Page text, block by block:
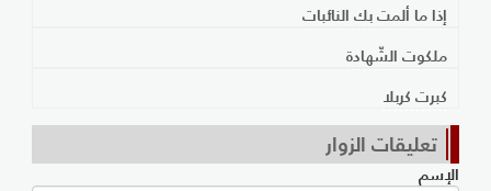
إذا ما ألمت بك النائبات
ملكوت الشّهادة
كبرت كربلا
تعليقات الزوار
الإسم